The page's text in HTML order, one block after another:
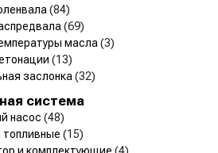
(84)
(69)
масла (3)
(13)
заслонка (32)
система
насос (48)
(15)